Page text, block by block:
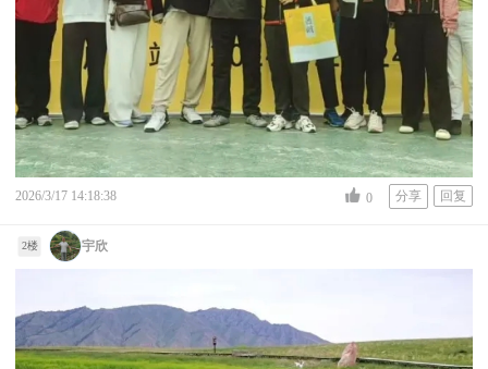
2026/3/17 14:18:38 0 分享 回复
2楼 宇欣